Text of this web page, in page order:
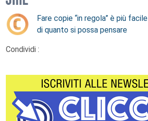
Fare copie “in regola” è più facile
di quanto si possa pensare
Condividi :